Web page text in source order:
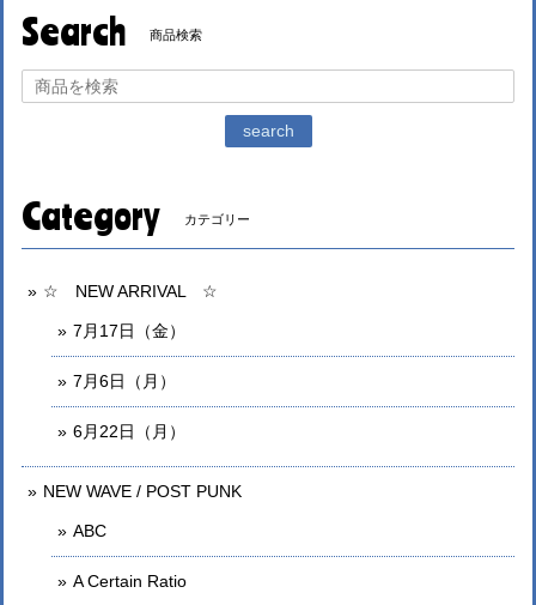
Search 商品検索
search
Category カテゴリー
☆ NEW ARRIVAL ☆
7月17日（金）
7月6日（月）
6月22日（月）
NEW WAVE / POST PUNK
ABC
A Certain Ratio